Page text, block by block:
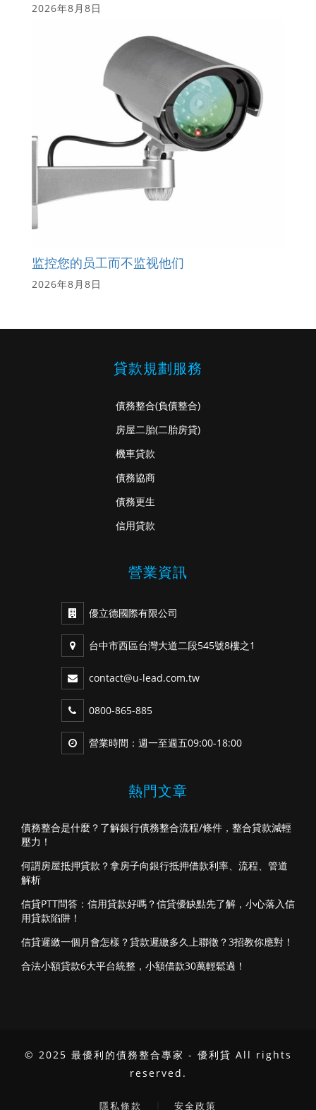
2026年8月8日
监控您的员工而不监视他们
2026年8月8日
貸款規劃服務
債務整合(負債整合)
房屋二胎(二胎房貸)
機車貸款
債務協商
債務更生
信用貸款
營業資訊
優立德國際有限公司
台中市西區台灣大道二段545號8樓之1
contact@u-lead.com.tw
0800-865-885
營業時間：週一至週五09:00-18:00
熱門文章
債務整合是什麼？了解銀行債務整合流程/條件，整合貸款減輕
壓力！
何謂房屋抵押貸款？拿房子向銀行抵押借款利率、流程、管道
解析
信貸PTT問答：信用貸款好嗎？信貸優缺點先了解，小心落入信
用貸款陷阱！
信貸遲繳一個月會怎樣？貸款遲繳多久上聯徵？3招教你應對！
合法小額貸款6大平台統整，小額借款30萬輕鬆過！
© 2025 最優利的債務整合專家 - 優利貸 All rights
reserved.
隱私條款 安全政策